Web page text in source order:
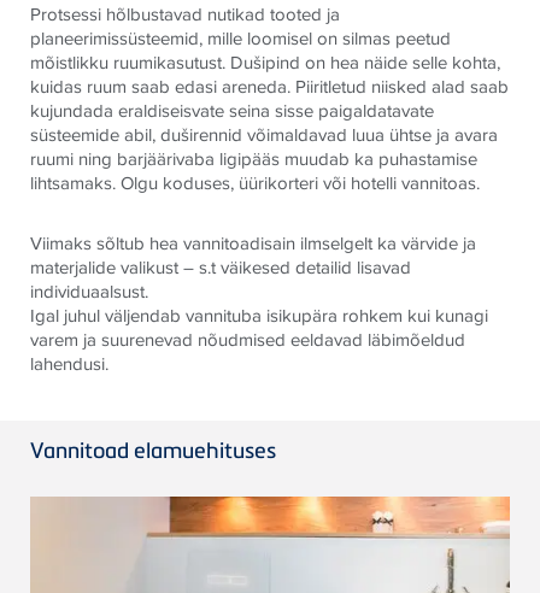
Protsessi hõlbustavad nutikad tooted ja
planeerimissüsteemid, mille loomisel on silmas peetud
mõistlikku ruumikasutust. Dušipind on hea näide selle kohta,
kuidas ruum saab edasi areneda. Piiritletud niisked alad saab
kujundada eraldiseisvate seina sisse paigaldatavate
süsteemide abil, duširennid võimaldavad luua ühtse ja avara
ruumi ning barjäärivaba ligipääs muudab ka puhastamise
lihtsamaks. Olgu koduses, üürikorteri või hotelli vannitoas.
Viimaks sõltub hea vannitoadisain ilmselgelt ka värvide ja
materjalide valikust – s.t väikesed detailid lisavad
individuaalsust.
Igal juhul väljendab vannituba isikupära rohkem kui kunagi
varem ja suurenevad nõudmised eeldavad läbimõeldud
lahendusi.
Vannitoad elamuehituses